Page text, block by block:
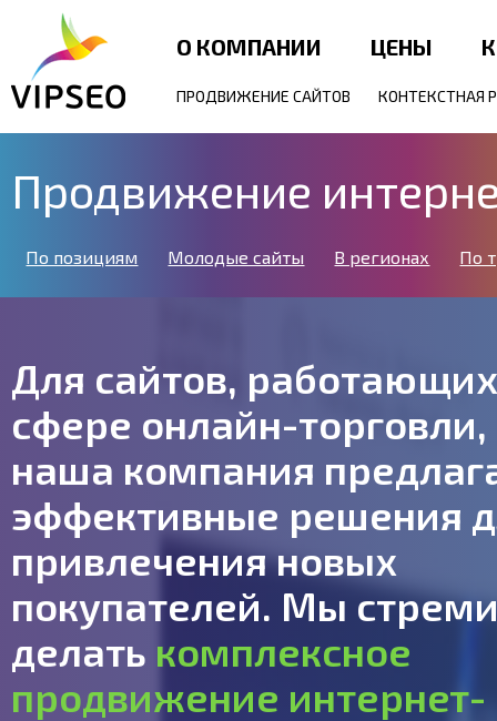
О КОМПАНИИ ЦЕНЫ
ПРОДВИЖЕНИЕ САЙТОВ КОНТЕКСТНАЯ
Продвижение
По позициям Молодые сайты В регионах По
Для сайтов,
сфере онлайн-торговли,
наша компания
эффективные решения
привлечения новых
покупателей. Мы
делать комплексное
продвижение интернет-